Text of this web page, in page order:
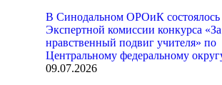
В Синодальном ОРОиК состоялось
Экспертной комиссии конкурса «За
нравственный подвиг учителя» по
Центральному федеральному
09.07.2026